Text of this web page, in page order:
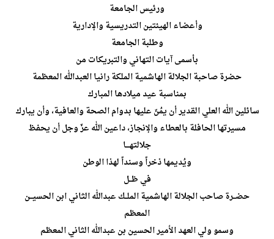
ورئيس الجامعة
وأعضاء الهيئتين التدريسية والإدارية
وطلبة الجامعة
بأسمى آيات التهاني والتبريكات من
حضرة صاحبة الجلالة الهاشمية الملكة رانيا العبدالله المعظمة
بمناسبة عيد ميلادها المبارك
سائلين الله العلي القدير أن يمُنّ عليها بدوام الصحة والعافية، وأن يبارك
مسيرتها الحافلة بالعطاء والإنجاز، داعين الله عزّ وجل أن يحفظ
جلالتهـــا
ويُديمها ذخراً وسنداً لهذا الوطن
في ظــل
حضــرة صاحب الجلالة الهاشمية الملــك عبدالله الثاني ابن الحسيــن
المعظم
وسمو ولي العهد الأمير الحسين بن عبدالله الثاني المعظم